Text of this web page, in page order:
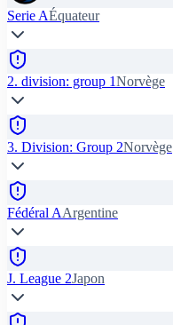
Serie AÉquateur
2. division: group 1Norvège
3. Division: Group 2Norvège
Fédéral AArgentine
J. League 2Japon